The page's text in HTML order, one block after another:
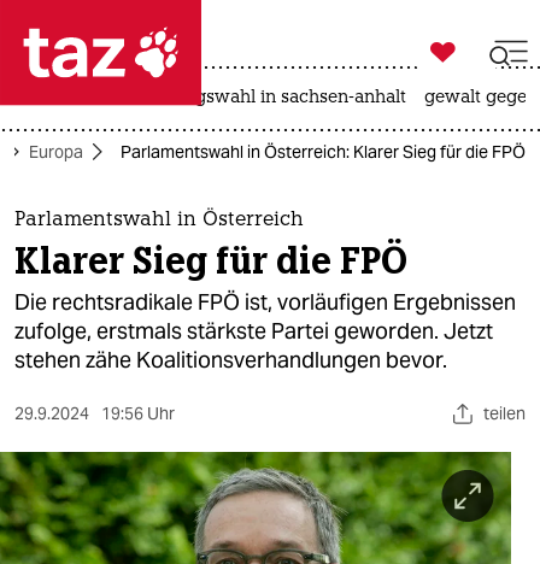
 taz zahl ich
taz zahl ich
themen
politik
öko
sport
berlin

taz zahl ich
landtagswahl in sachsen-anhalt gewalt
Europa Parlamentswahl in Österreich: Klarer Sieg für die FPÖ
Parlamentswahl in Österreich
Klarer Sieg für die FPÖ
Die rechtsradikale FPÖ ist, vorläufigen Ergebnissen
zufolge, erstmals stärkste Partei geworden. Jetzt
stehen zähe Koalitionsverhandlungen bevor.
29.9.2024 19:56 Uhr teilen